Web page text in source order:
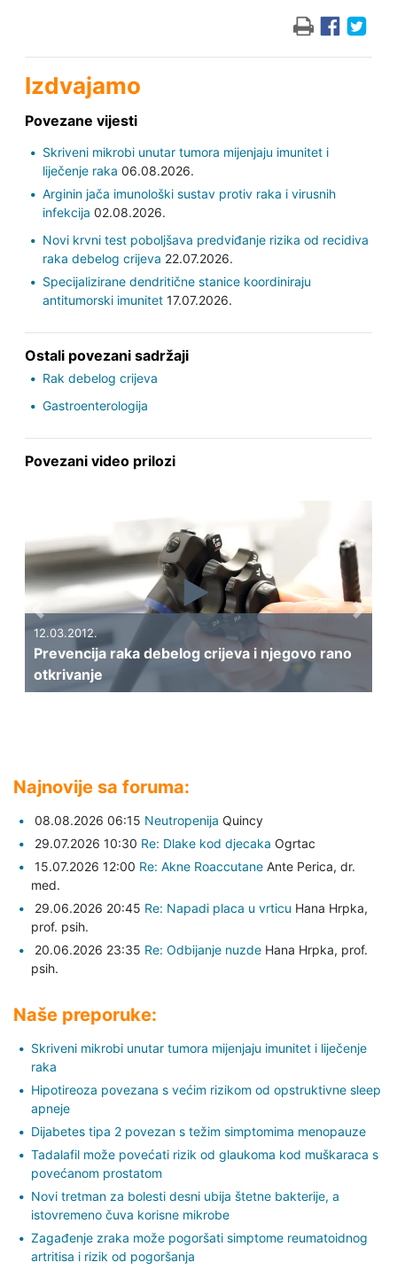
Izdvajamo
Povezane vijesti
Skriveni mikrobi unutar tumora mijenjaju imunitet i
liječenje raka 06.08.2026.
Arginin jača imunološki sustav protiv raka i virusnih
infekcija 02.08.2026.
Novi krvni test poboljšava predviđanje rizika od recidiva
raka debelog crijeva 22.07.2026.
Specijalizirane dendritične stanice koordiniraju
antitumorski imunitet17.07.2026.
Ostali povezani sadržaji
Rak debelog crijeva
Gastroenterologija
Povezani video prilozi
12.03.2012.
Prevencija raka debelog crijeva i njegovo rano
otkrivanje
Previous Next
Najnovije sa foruma:
08.08.2026 06:15 Neutropenija Quincy
29.07.2026 10:30 Re: Dlake kod djecaka Ogrtac
15.07.2026 12:00 Re: Akne Roaccutane Ante Perica, dr.
med.
29.06.2026 20:45 Re: Napadi placa u vrticu Hana Hrpka,
prof. psih.
20.06.2026 23:35 Re: Odbijanje nuzde Hana Hrpka, prof.
psih.
Naše preporuke:
Skriveni mikrobi unutar tumora mijenjaju imunitet i liječenje
raka
Hipotireoza povezana s većim rizikom od opstruktivne sleep
apneje
Dijabetes tipa 2 povezan s težim simptomima menopauze
Tadalafil može povećati rizik od glaukoma kod muškaraca s
povećanom prostatom
Novi tretman za bolesti desni ubija štetne bakterije, a
istovremeno čuva korisne mikrobe
Zagađenje zraka može pogoršati simptome reumatoidnog
artritisa i rizik od pogoršanja